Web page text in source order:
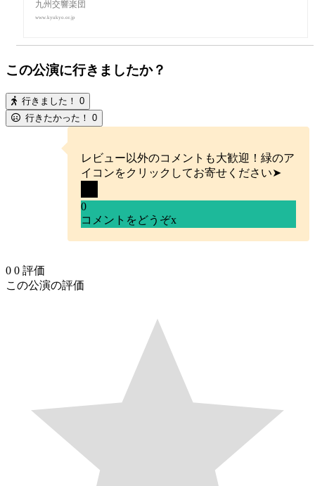
九州交響楽団
www.kyukyo.or.jp
この公演に行きましたか？
行きました！ 0
行きたかった！ 0
レビュー以外のコメントも大歓迎！緑のア
イコンをクリックしてお寄せください➤
0
コメントをどうぞx
0 0 評価
この公演の評価